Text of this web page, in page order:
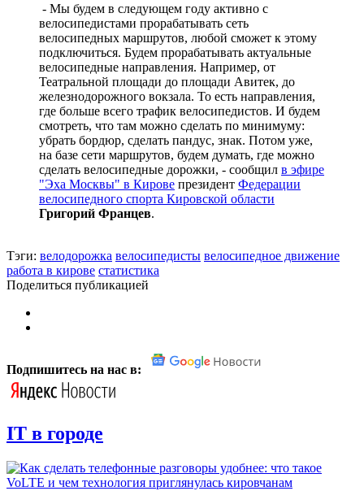
- Мы будем в следующем году активно с
велосипедистами прорабатывать сеть
велосипедных маршрутов, любой сможет к этому
подключиться. Будем прорабатывать актуальные
велосипедные направления. Например, от
Театральной площади до площади Авитек, до
железнодорожного вокзала. То есть направления,
где больше всего трафик велосипедистов. И будем
смотреть, что там можно сделать по минимуму:
убрать бордюр, сделать пандус, знак. Потом уже,
на базе сети маршрутов, будем думать, где можно
сделать велосипедные дорожки, - сообщил в эфире
"Эха Москвы" в Кирове президент Федерации
велосипедного спорта Кировской области
Григорий Францев.
Тэги: велодорожка велосипедисты велосипедное движение
работа в кирове статистика
Поделиться публикацией
Подпишитесь на нас в:
IT в городе